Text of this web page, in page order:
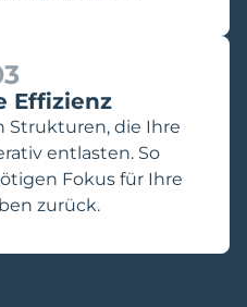
Effizienz
die Ihre
entlasten. So
Fokus für Ihre
zurück.